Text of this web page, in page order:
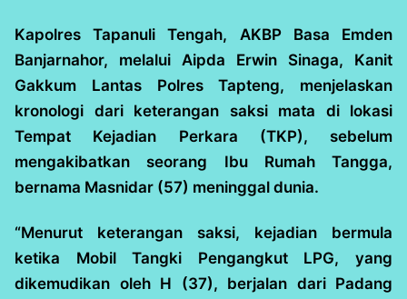
Kapolres Tapanuli Tengah, AKBP Basa Emden
Banjarnahor, melalui Aipda Erwin Sinaga, Kanit
Gakkum Lantas Polres Tapteng, menjelaskan
kronologi dari keterangan saksi mata di lokasi
Tempat Kejadian Perkara (TKP), sebelum
mengakibatkan seorang Ibu Rumah Tangga,
bernama Masnidar (57) meninggal dunia.
“Menurut keterangan saksi, kejadian bermula
ketika Mobil Tangki Pengangkut LPG, yang
dikemudikan oleh H (37), berjalan dari Padang